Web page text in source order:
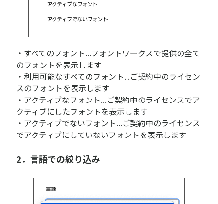
・すべてのフォント...フォントワークスで提供の全て
のフォントを表示します
・利用可能なすべてのフォント...ご契約中のライセン
スのフォントを表示します
・アクティブなフォント...ご契約中のライセンスでア
クティブにしたフォントを表示します
・アクティブでないフォント...ご契約中のライセンス
でアクティブにしていないフォントを表示します
2．言語での絞り込み